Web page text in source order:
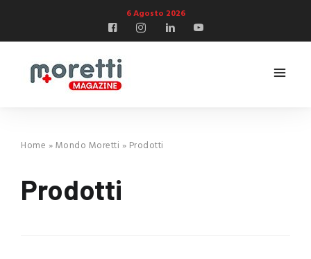
6 Agosto 2026
Home »Mondo Moretti » Prodotti
Prodotti